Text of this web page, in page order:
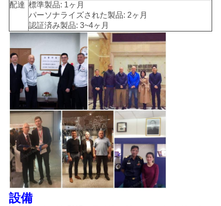
配達 標準製品: 1ヶ月
パーソナライズされた製品: 2ヶ月
認証済み製品: 3~4ヶ月
設備